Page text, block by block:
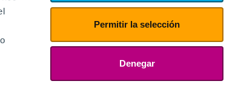
Permitir la selección
Denegar